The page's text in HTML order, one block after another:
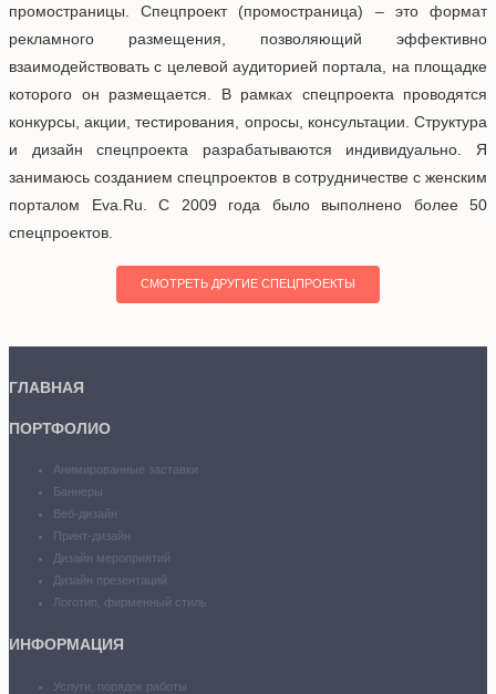
промостраницы. Спецпроект (промостраница) – это формат
рекламного размещения, позволяющий эффективно
взаимодействовать с целевой аудиторией портала, на площадке
которого он размещается. В рамках спецпроекта проводятся
конкурсы, акции, тестирования, опросы, консультации. Структура
и дизайн спецпроекта разрабатываются индивидуально. Я
занимаюсь созданием спецпроектов в сотрудничестве с женским
порталом Eva.Ru. С 2009 года было выполнено более 50
спецпроектов.
СМОТРЕТЬ ДРУГИЕ СПЕЦПРОЕКТЫ
ГЛАВНАЯ
ПОРТФОЛИО
Анимированные заставки
Баннеры
Веб-дизайн
Принт-дизайн
Дизайн мероприятий
Дизайн презентаций
Логотип, фирменный стиль
ИНФОРМАЦИЯ
Услуги, порядок работы